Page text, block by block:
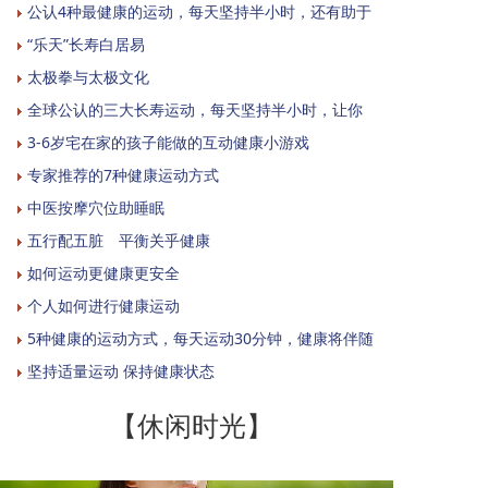
公认4种最健康的运动，每天坚持半小时，还有助于
“乐天”长寿白居易
太极拳与太极文化
全球公认的三大长寿运动，每天坚持半小时，让你
3-6岁宅在家的孩子能做的互动健康小游戏
专家推荐的7种健康运动方式
中医按摩穴位助睡眠
五行配五脏 平衡关乎健康
如何运动更健康更安全
个人如何进行健康运动
5种健康的运动方式，每天运动30分钟，健康将伴随
坚持适量运动 保持健康状态
【休闲时光】